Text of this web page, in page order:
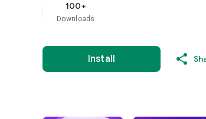
100+
Downloads
Install